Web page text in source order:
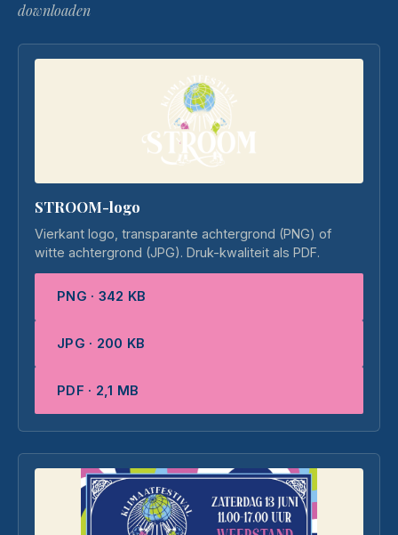
downloaden
STROOM-logo
Vierkant logo, transparante achtergrond (PNG) of
witte achtergrond (JPG). Druk-kwaliteit als PDF.
PNG · 342 KB
JPG · 200 KB
PDF · 2,1 MB